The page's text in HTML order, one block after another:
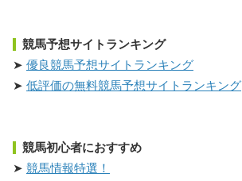
競馬予想サイトランキング
優良競馬予想サイトランキング
低評価の無料競馬予想サイトランキング
競馬初心者におすすめ
競馬情報特選！